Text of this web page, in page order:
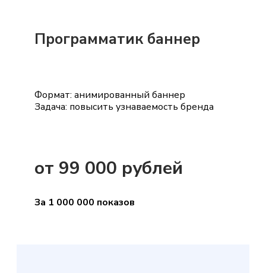
Программатик баннер
Формат: анимированный баннер
Задача: повысить узнаваемость бренда
от 99 000 рублей
За 1 000 000 показов